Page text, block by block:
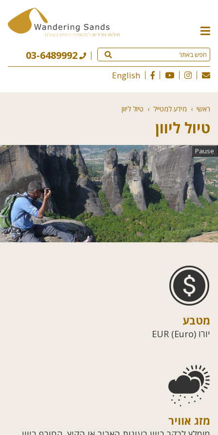
תפריט
האתר
03-6489992
English
ראשי › מידע למטייל › טיול ליוון
טיול ליוון
Pause
מטבע
יורו (EUR (Euro
מזג אוויר